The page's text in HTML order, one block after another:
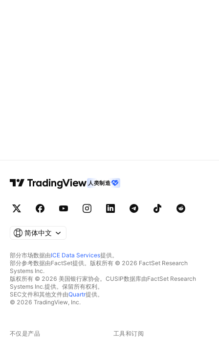
人类制造
简体中文
部分市场数据由ICE Data Services提供。
部分参考数据由FactSet提供。版权所有 © 2026 FactSet Research
Systems Inc.
版权所有 © 2026 美国银行家协会。CUSIP数据库由FactSet Research
Systems Inc.提供。保留所有权利。
SEC文件和其他文件由Quartr提供。
© 2026 TradingView, Inc.
不仅是产品 工具和订阅